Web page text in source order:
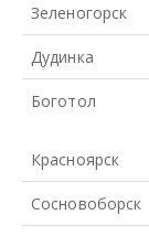
Зеленогорск
Дудинка
Боготол
Красноярск
Сосновоборск